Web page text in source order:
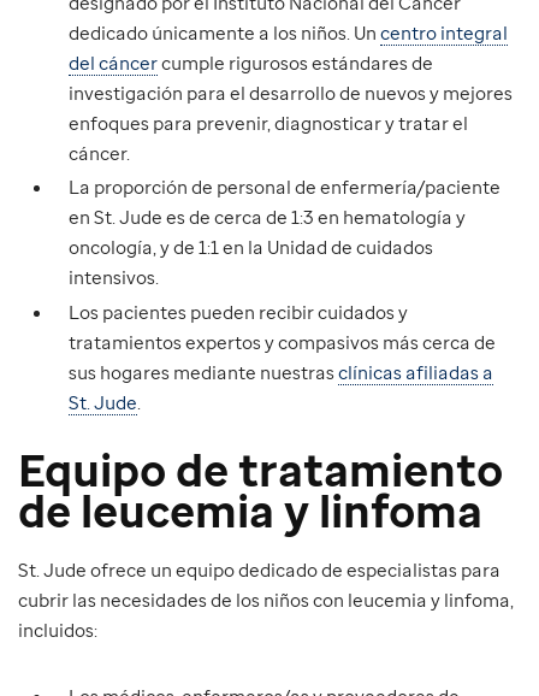
dedicado únicamente a los niños. Un centro integral
del cáncercumple rigurosos estándares de
investigación para el desarrollo de nuevos y mejores
enfoques para prevenir, diagnosticar y tratar el
cáncer.
La proporción de personal de enfermería/paciente
en St. Jude es de cerca de 1:3 en hematología y
oncología, y de 1:1 en la Unidad de cuidados
intensivos.
Los pacientes pueden recibir cuidados y
tratamientos expertos y compasivos más cerca de
sus hogares mediante nuestrasclínicas afiliadas a
St. Jude.
Equipo de tratamiento
de leucemia y linfoma
St. Jude ofrece un equipo dedicado de especialistas para
cubrir las necesidades de los niños con leucemia y linfoma,
incluidos: